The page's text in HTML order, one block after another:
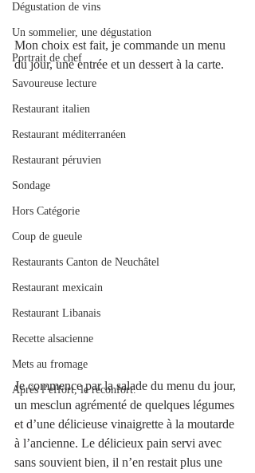
Dégustation de vins
Un sommelier, une dégustation
Portrait de chef
Savoureuse lecture
Restaurant italien
Restaurant méditerranéen
Restaurant péruvien
Sondage
Hors Catégorie
Coup de gueule
Restaurants Canton de Neuchâtel
Restaurant mexicain
Restaurant Libanais
Recette alsacienne
Mets au fromage
Après l’effort, le réconfort.
Mon choix est fait, je commande un menu
du jour, une entrée et un dessert à la carte.
Je commence par la salade du menu du jour,
un mesclun agrémenté de quelques légumes
et d’une délicieuse vinaigrette à la moutarde
à l’ancienne. Le délicieux pain servi avec
sans souvient bien, il n’en restait plus une